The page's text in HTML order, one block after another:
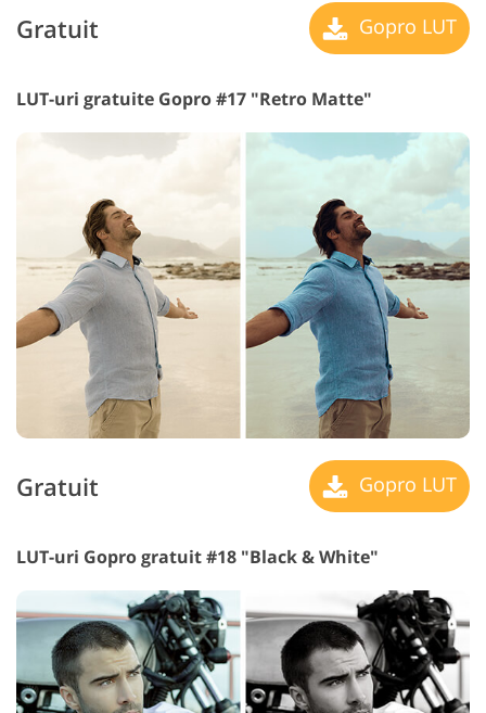
Gratuit Gopro LUT
LUT-uri gratuite Gopro #17 "Retro Matte"
Gratuit Gopro LUT
LUT-uri Gopro gratuit #18 "Black & White"